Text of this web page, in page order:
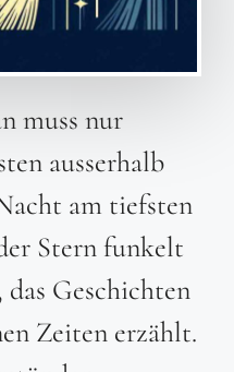
muss nur
ausserhalb
am tiefsten
Stern funkelt
das Geschichten
Zeiten erzählt.